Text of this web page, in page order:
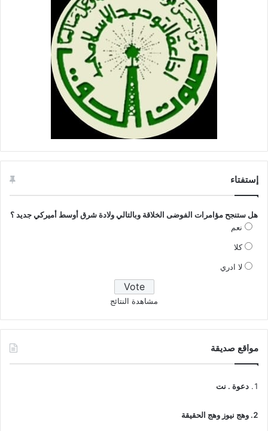
إستفتاء
هل ستنجح مؤامرات الفوضى الخلاقة وبالتالي ولادة شرق أوسط أميركي جديد ؟
نعم
كلا
لا ادري
مشاهدة النتائج
مواقع صديقة
دعوة . نت
وهج نيوز وهج الحقيقة